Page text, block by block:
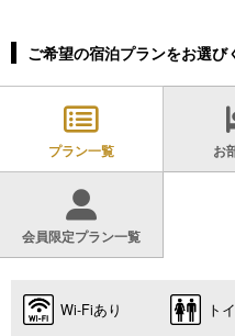
ご希望の宿泊プランをお選び
プラン一覧 お
会員限定プラン一覧
Wi-Fiあり ト